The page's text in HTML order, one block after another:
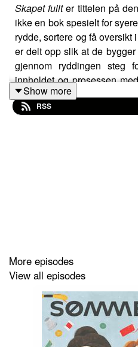
Skapet fullter tittelen på
ikke en bok spesielt for
rydde, sortere og få
er delt opp slik at de
gjennom ryddingen steg
innholdet og prosessen
vært å skulle utgi den selv.
Show more
RSS
More episodes
View all episodes